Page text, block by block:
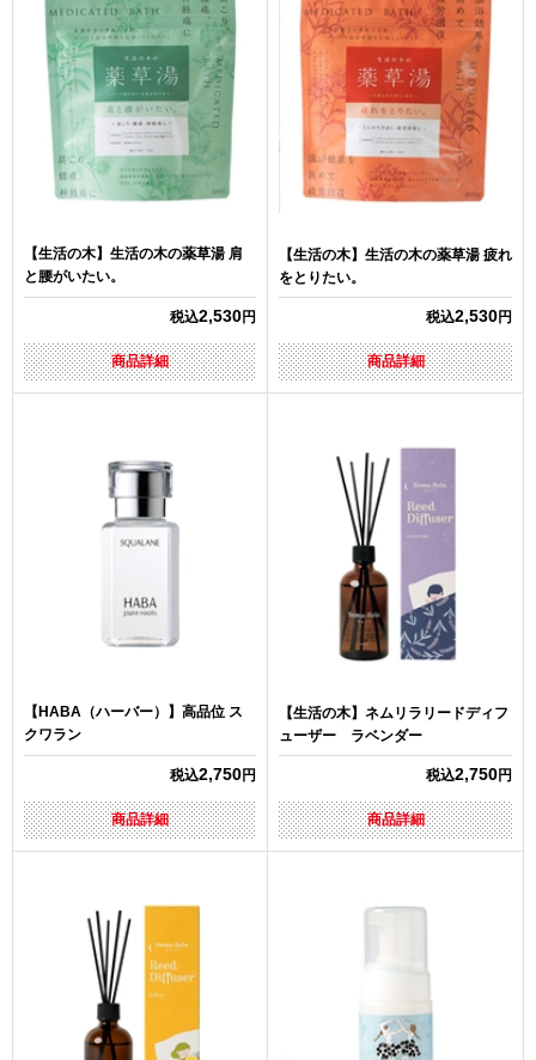
【生活の木】生活の木の薬草湯 肩
と腰がいたい。
税込2,530円
商品詳細
【生活の木】生活の木の薬草湯 疲れ
をとりたい。
税込2,530円
商品詳細
【HABA（ハーバー）】高品位 ス
クワラン
税込2,750円
商品詳細
【生活の木】ネムリラリードディフ
ューザー ラベンダー
税込2,750円
商品詳細